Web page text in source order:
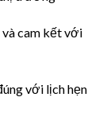
cam kết với
với lịch hẹn